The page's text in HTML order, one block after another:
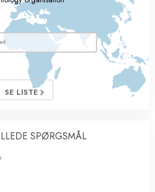
SE LISTE
SPØRGSMÅL